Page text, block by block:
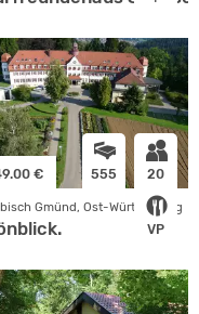
€ 555 20
VP
Gmünd, Ost-Württemberg